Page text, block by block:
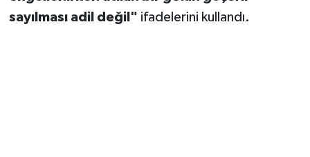
sayılması adil değil" ifadelerini kullandı.